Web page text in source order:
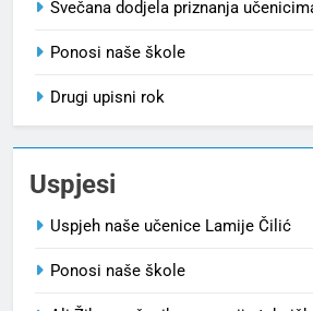
Svečana dodjela priznanja
Ponosi naše škole
Drugi upisni rok
Uspjesi
Uspjeh naše učenice Lamije Čilić
Ponosi naše škole